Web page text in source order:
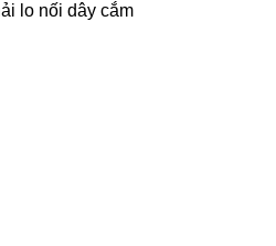
lo nối dây cắm